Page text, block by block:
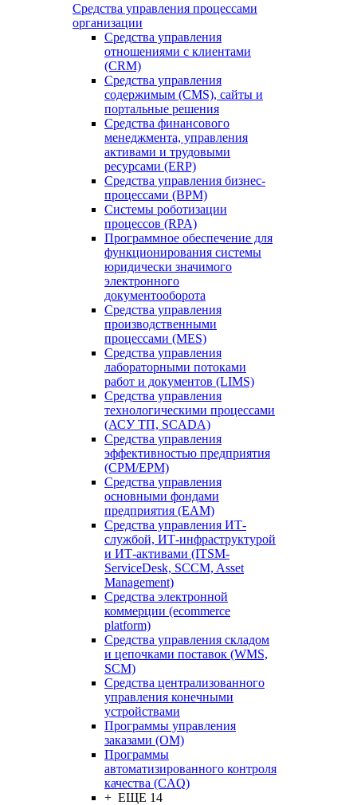
Средства управления процессами
организации
Средства управления
отношениями с клиентами
(CRM)
Средства управления
содержимым (CMS), сайты и
портальные решения
Средства финансового
менеджмента, управления
активами и трудовыми
ресурсами (ERP)
Средства управления бизнес-
процессами (BPM)
Системы роботизации
процессов (RPA)
Программное обеспечение для
функционирования системы
юридически значимого
электронного
документооборота
Средства управления
производственными
процессами (MES)
Средства управления
лабораторными потоками
работ и документов (LIMS)
Средства управления
технологическими процессами
(АСУ ТП, SCADA)
Средства управления
эффективностью предприятия
(CPM/EPM)
Средства управления
основными фондами
предприятия (EAM)
Средства управления ИТ-
службой, ИТ-инфраструктурой
и ИТ-активами (ITSM-
ServiceDesk, SCCM, Asset
Management)
Средства электронной
коммерции (ecommerce
platform)
Средства управления складом
и цепочками поставок (WMS,
SCM)
Средства централизованного
управления конечными
устройствами
Программы управления
заказами (OM)
Программы
автоматизированного контроля
качества (CAQ)
+ ЕЩЕ 14